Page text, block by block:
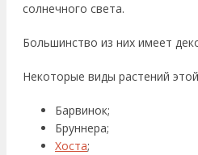
солнечного света.
Большинство из них имеет
Некоторые виды растений
Барвинок;
Бруннера;
Хоста;